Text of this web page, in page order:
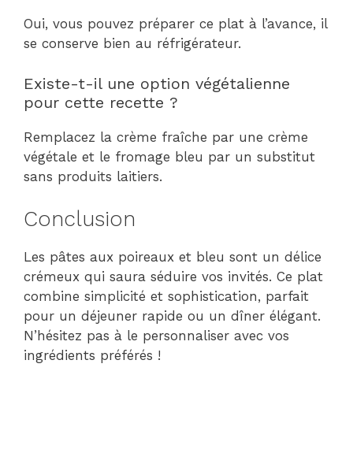
Oui, vous pouvez préparer ce plat à l’avance, il
se conserve bien au réfrigérateur.
Existe-t-il une option végétalienne
pour cette recette ?
Remplacez la crème fraîche par une crème
végétale et le fromage bleu par un substitut
sans produits laitiers.
Conclusion
Les pâtes aux poireaux et bleu sont un délice
crémeux qui saura séduire vos invités. Ce plat
combine simplicité et sophistication, parfait
pour un déjeuner rapide ou un dîner élégant.
N’hésitez pas à le personnaliser avec vos
ingrédients préférés !